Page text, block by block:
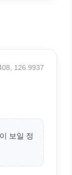
126.9937
보일 정